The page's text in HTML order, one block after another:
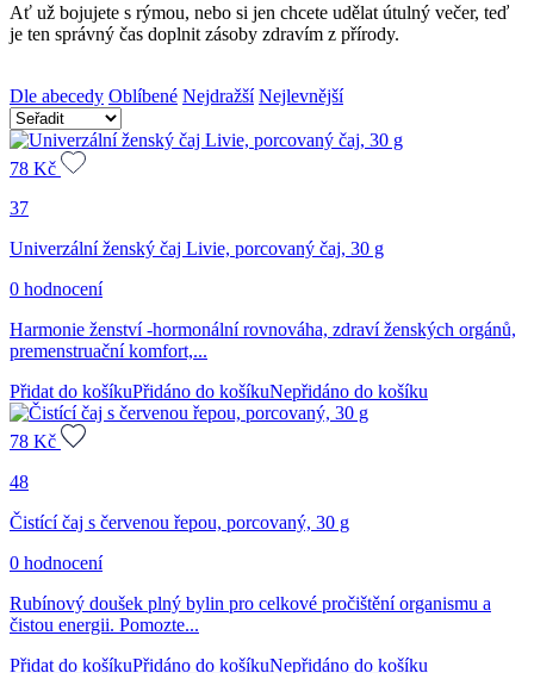
Ať už bojujete s rýmou, nebo si jen chcete udělat útulný večer, teď
je ten správný čas doplnit zásoby zdravím z přírody.
Dle abecedy Oblíbené Nejdražší Nejlevnější
78 Kč
37
Univerzální ženský čaj Livie, porcovaný čaj, 30 g
0 hodnocení
Harmonie ženství -hormonální rovnováha, zdraví ženských orgánů,
premenstruační komfort,...
Přidat do košíkuPřidáno do košíkuNepřidáno do košíku
78 Kč
48
Čistící čaj s červenou řepou, porcovaný, 30 g
0 hodnocení
Rubínový doušek plný bylin pro celkové pročištění organismu a
čistou energii. Pomozte...
Přidat do košíkuPřidáno do košíkuNepřidáno do košíku